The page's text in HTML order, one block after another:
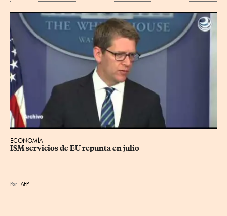
ECONOMÍA
ISM servicios de EU repunta en julio
Por AFP